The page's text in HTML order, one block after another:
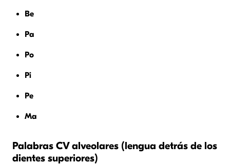
Be
Pa
Po
Pi
Pe
Ma
Palabras CV alveolares (lengua detrás de los
dientes superiores)